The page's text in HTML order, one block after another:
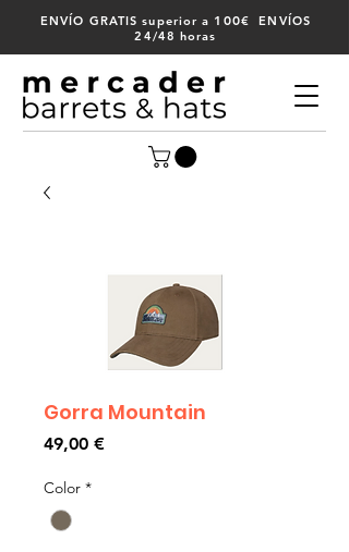
ENVÍO GRATIS superior a 100€ ENVÍOS
24/48 horas
Gorra Mountain
49,00 €Precio
Color *